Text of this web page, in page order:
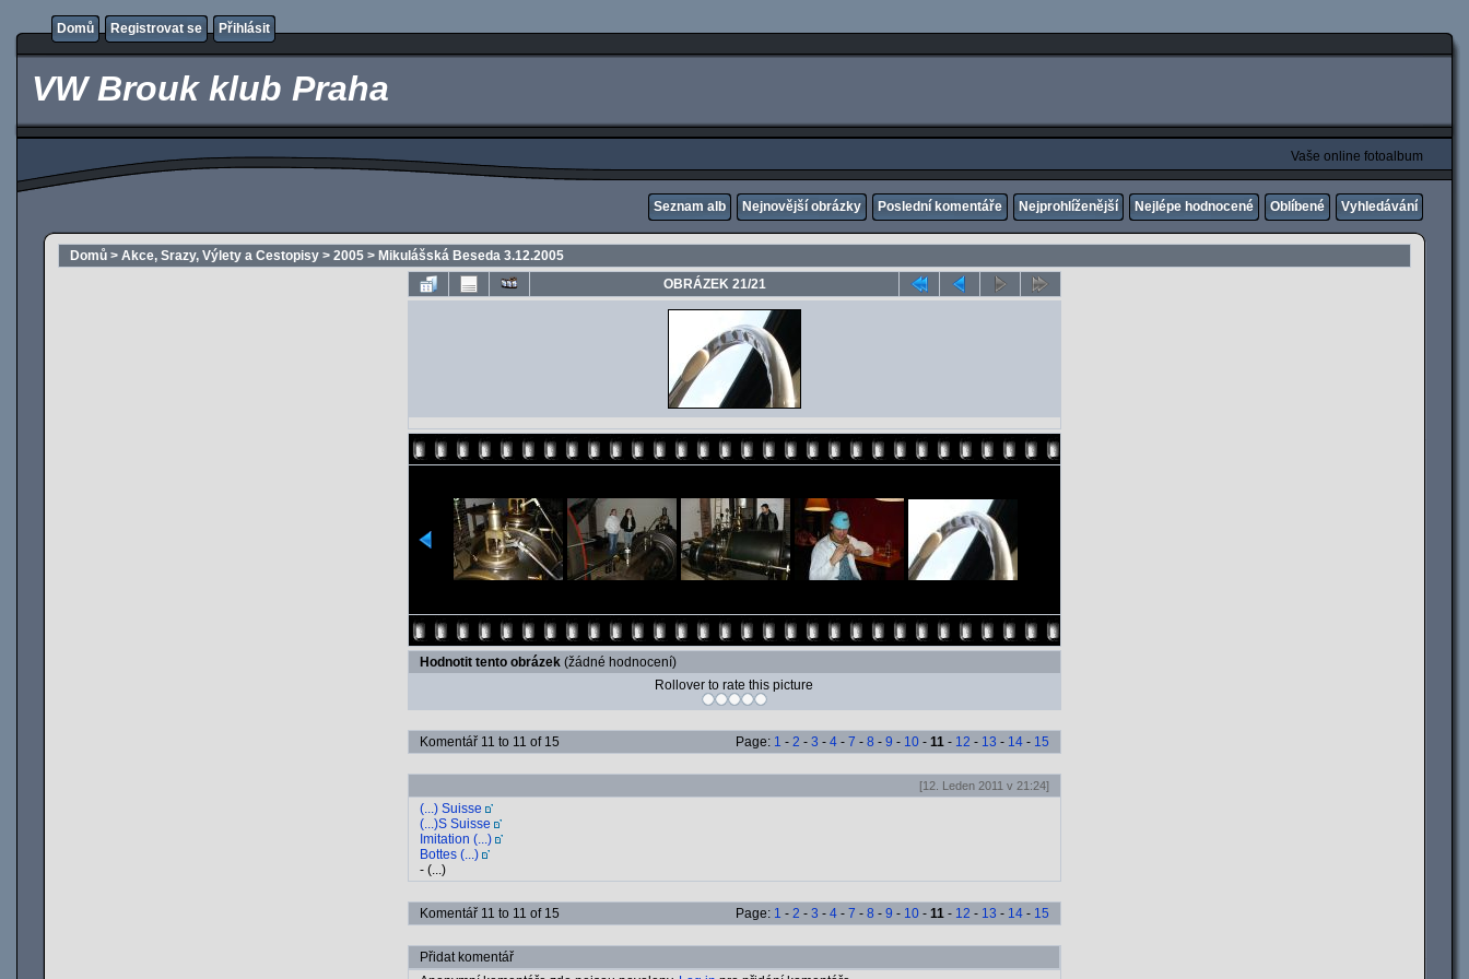
Domů Registrovat se Přihlásit
VW Brouk klub Praha
Vaše online fotoalbum
Seznam alb Nejnovější obrázky Poslední komentáře Nejprohlíženější Nejlépe hodnocené Oblíbené Vyhledávání
Domů > Akce, Srazy, Výlety a Cestopisy > 2005 > Mikulášská Beseda 3.12.2005
OBRÁZEK 21/21
Hodnotit tento obrázek (žádné hodnocení)
Rollover to rate this picture
Komentář 11 to 11 of 15 Page: 1 - 2 - 3 - 4 - 7 - 8 - 9 - 10 - 11 - 12 - 13 - 14 - 15
[12. Leden 2011 v 21:24]
(...) Suisse
(...)S Suisse
Imitation (...)
Bottes (...)
- (...)
Komentář 11 to 11 of 15 Page: 1 - 2 - 3 - 4 - 7 - 8 - 9 - 10 - 11 - 12 - 13 - 14 - 15
Přidat komentář